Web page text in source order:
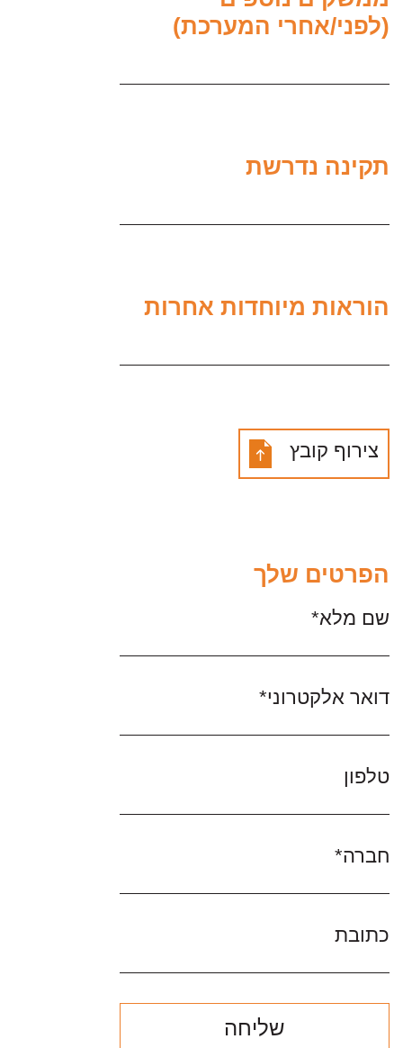
(לפני/אחרי המערכת)
תקינה נדרשת
הוראות מיוחדות אחרות
צירוף קובץ
הפרטים שלך
שם מלא*
דואר אלקטרוני*
טלפון
חברה*
כתובת